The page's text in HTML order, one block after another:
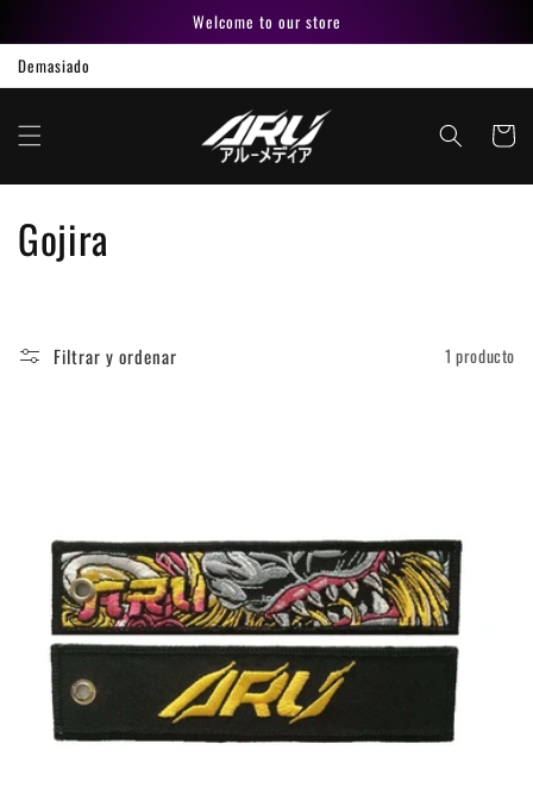
al contenido
Welcome to our store
Demasiado
Carrito
C
l
Gojira
Filtrar y ordenar 1 producto